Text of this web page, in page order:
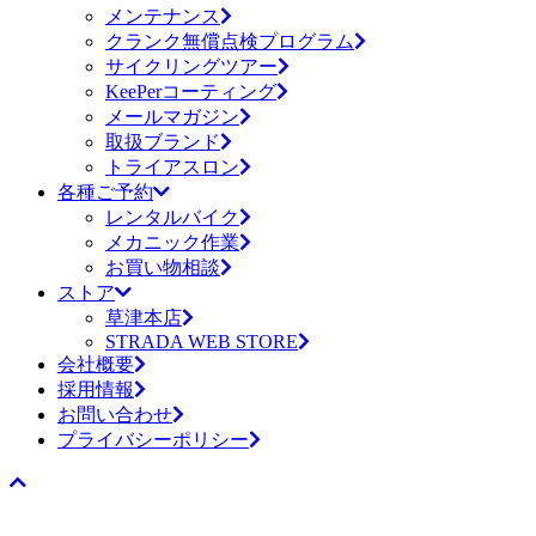
メンテナンス
クランク無償点検プログラム
サイクリングツアー
KeePerコーティング
メールマガジン
取扱ブランド
トライアスロン
各種ご予約
レンタルバイク
メカニック作業
お買い物相談
ストア
草津本店
STRADA WEB STORE
会社概要
採用情報
お問い合わせ
プライバシーポリシー